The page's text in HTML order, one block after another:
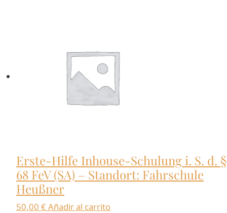
Erste-Hilfe Inhouse-Schulung i. S. d. §
68 FeV (SA) – Standort: Fahrschule
Heußner
50,00 € Añadir al carrito